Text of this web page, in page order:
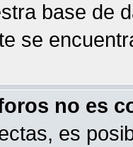
base de
se
no es
es